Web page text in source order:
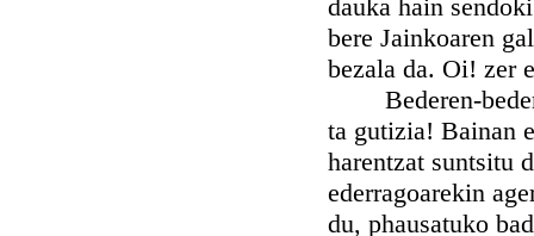
dauka hain
bere Jainkoaren
bezala da. Oi! zer
Bederen-
ta gutizia! Bainan
harentzat suntsitu
ederragoarekin
du, phausatuko